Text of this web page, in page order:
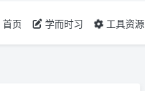
首页 学而时习 工具资源